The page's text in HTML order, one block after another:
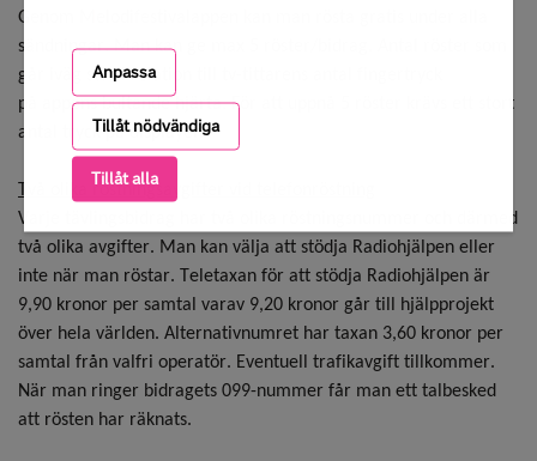
Anpassa
Tillåt nödvändiga
Tillåt alla
Genom
sändningar. Man kan ge max 5 röster/bidrag. Antal röster som
går iväg står i relation till tv-tittarens antal fingertryck
på
appensbultande hjärta. För att uppnå 5 röster krävs ett stort
antal tryck på displayen.
Två olika röstningsavgifter vid telefonröstning
Varje tävlingsbidrag har två olika röstningsnummer och därmed
två olika avgifter. Man kan välja att stödja Radiohjälpen eller
inte när man röstar. Teletaxan för att stödja Radiohjälpen är
9,90 kronor per samtal varav 9,20 kronor går till hjälpprojekt
över hela världen. Alternativnumret har taxan 3,60 kronor per
samtal från valfri operatör. Eventuell trafikavgift tillkommer.
När man ringer bidragets 099-nummer får man ett talbesked
att rösten har räknats.